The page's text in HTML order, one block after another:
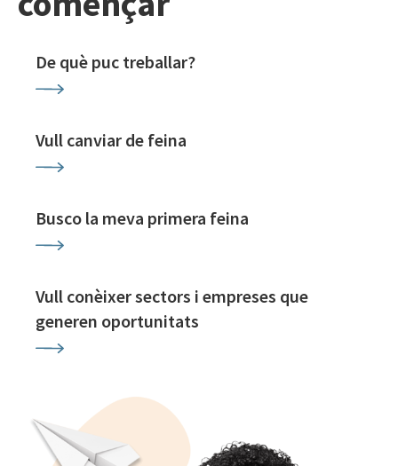
De què puc treballar?
Vull canviar de feina
Busco la meva primera feina
Vull conèixer sectors i empreses que
generen oportunitats